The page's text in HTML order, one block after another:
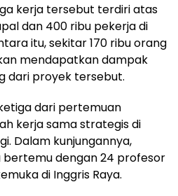
kerja tersebut terdiri atas
dan 400 ribu pekerja di
itu, sekitar 170 ribu orang
mendapatkan dampak
dari proyek tersebut.
dari pertemuan
kerja sama strategis di
Dalam kunjungannya,
bertemu dengan 24 profesor
di Inggris Raya.